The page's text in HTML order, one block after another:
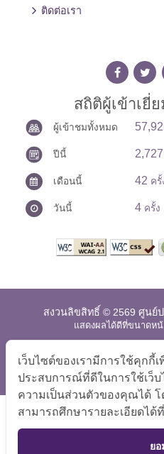
ติดต่อเรา
สถิติผู้เข้าเยี่
ผู้เข้าชมทั้งหมด
ปีนี้ 2,727
เดือนนี้ 42 ครั้
วันนี้ 4 ครั้ง
สงวนลิขสิทธิ์ © 2569 ศูนย์
แสดงผลได้ดีที่ขนาดหน้
แผนผังเว็บไซต์ คำถาม
การปฏิเ
เว็บไซต์ของเรามีการใช้คุก
ประสบการณ์ที่ดีในการใช้เว็
ความเป็นส่วนตัวของคุณได้
สามารถศึกษารายละเอียดได้ที่
ย